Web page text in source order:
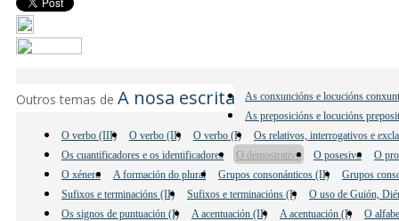
Outros temas de A nosa escrita
As conxuncións e locucións
As preposicións e locucións
O verbo (III)
O verbo (II) O verbo (I)
Os relativos, interrogativos e
Os cuantificadores e os identificadores
O demostrativo O posesivo
O
O xénero
A formación do plural Grupos consonánticos (II)
Grupos
Sufixos e terminacións (II)
Sufixos e terminacións (I)
O uso de Guión,
Os signos de puntuación (I)
A acentuación (II) A acentuación (I) O